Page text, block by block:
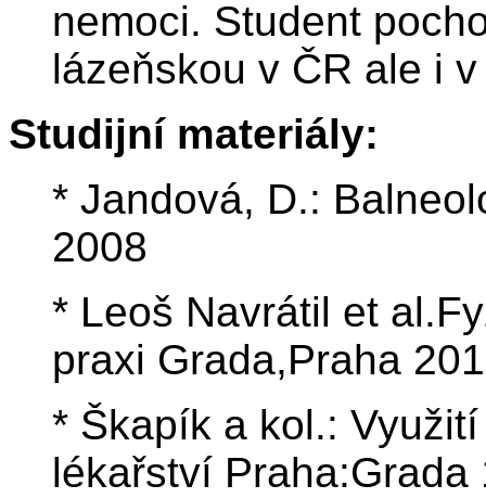
nemoci. Student
lázeňskou v ČR ale i
Studijní materiály:
* Jandová, D.:
2008
* Leoš Navrátil et
praxi Grada,Praha
* Škapík a kol.:
lékařství Praha:Grada